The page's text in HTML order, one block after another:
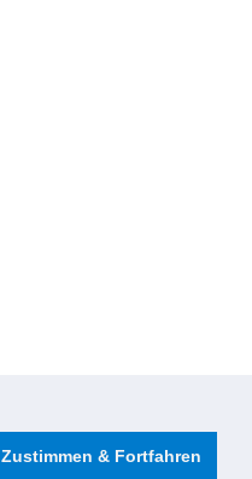
Zustimmen & Fortfahren